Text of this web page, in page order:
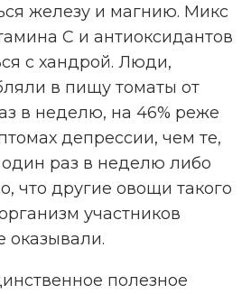
железу и магнию. Микс
С и антиоксидантов
с хандрой. Люди,
в пищу томаты от
в неделю, на 46% реже
депрессии, чем те,
один раз в неделю либо
что другие овощи такого
участников
оказывали.
полезное